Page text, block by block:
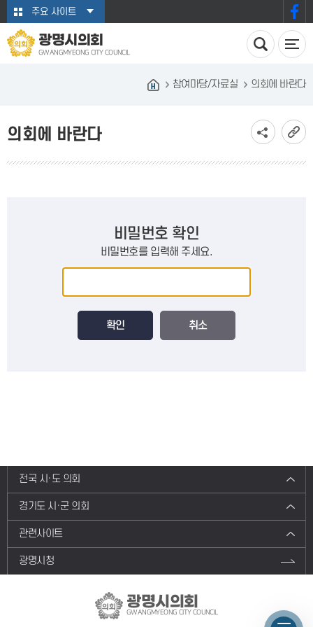
본문바로가기주요 사이트
광명시의회
GWANGMYEONG CITY COUNCIL
참여마당/자료실 의회에 바란다
의회에 바란다
비밀번호 확인
비밀번호를 입력해 주세요.
확인 취소
전국 시·도 의회
경기도 시·군 의회
관련사이트
광명시청
광명시의회
GWANGMYEONG CITY COUNCIL